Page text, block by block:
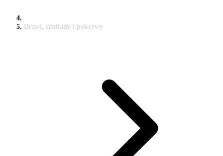
Drzwi, szuflady i pokrywy